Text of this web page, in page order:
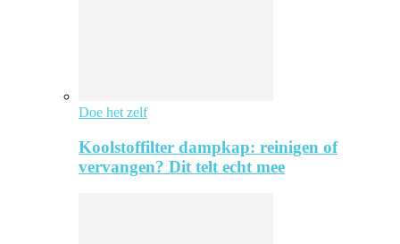
Doe het zelf
Koolstoffilter dampkap: reinigen of
vervangen? Dit telt echt mee